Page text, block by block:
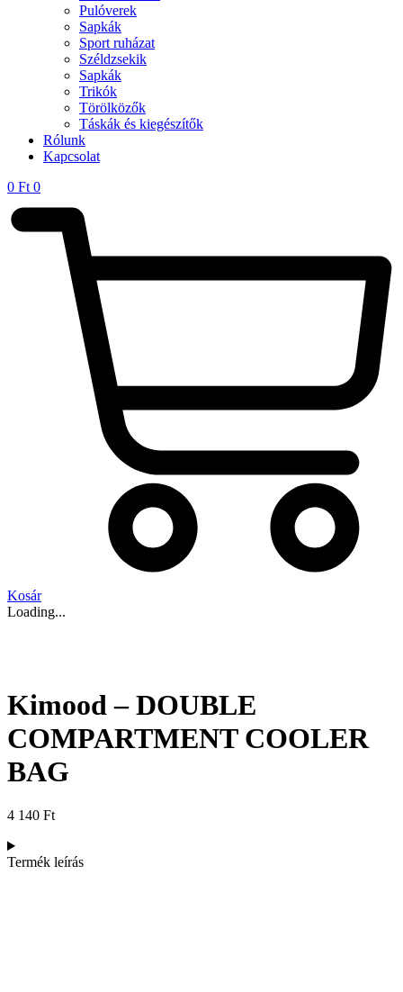
Pulóverek
Sapkák
Sport ruházat
Széldzsekik
Sapkák
Trikók
Törölközők
Táskák és kiegészítők
Rólunk
Kapcsolat
0 Ft 0
Kosár
Loading...
Kimood – DOUBLE
COMPARTMENT COOLER
BAG
4 140 Ft
Termék leírás